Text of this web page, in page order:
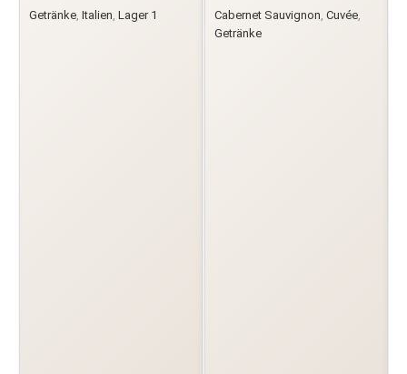
Getränke Italien Lager 1 Cabernet Sauvignon Cuvée
Getränke